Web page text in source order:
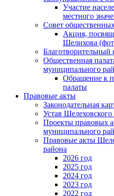
Участие
местного
Совет
Акция,
Шелихова
Общественная
муниципального
Обращение к
палаты
Правовые акты
Законодательная
Устав Шелеховского
Проекты правовых
муниципального
Правовые акты
района
2026 год
2025 год
2024 год
2023 год
2022 год